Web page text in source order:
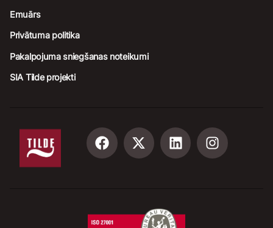
Emuārs
Privātuma politika
Pakalpojuma sniegšanas noteikumi
SIA Tilde projekti